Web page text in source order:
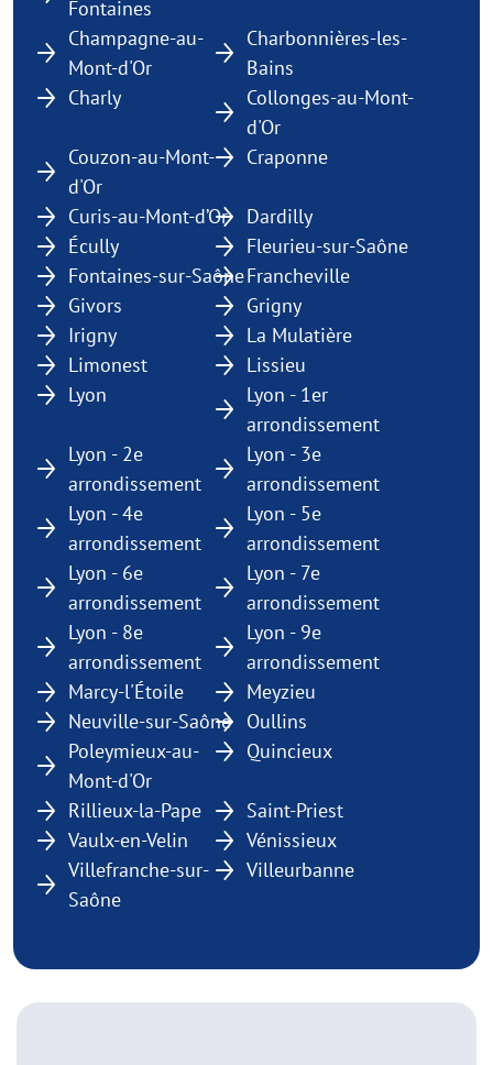
Fontaines
Champagne-au-
Mont-d'Or
Charbonnières-les-
Bains
Charly
Collonges-au-Mont-
d'Or
Couzon-au-Mont-
d'Or
Craponne
Curis-au-Mont-d’Or
Dardilly
Écully
Fleurieu-sur-Saône
Fontaines-sur-SaôneFrancheville
Givors
Grigny
Irigny
La Mulatière
Limonest
Lissieu
Lyon
Lyon - 1er
arrondissement
Lyon - 2e
arrondissement
Lyon - 3e
arrondissement
Lyon - 4e
arrondissement
Lyon - 5e
arrondissement
Lyon - 6e
arrondissement
Lyon - 7e
arrondissement
Lyon - 8e
arrondissement
Lyon - 9e
arrondissement
Marcy-l'Étoile
Meyzieu
Neuville-sur-Saône
Oullins
Poleymieux-au-
Mont-d'Or
Quincieux
Rillieux-la-Pape
Saint-Priest
Vaulx-en-Velin
Vénissieux
Villefranche-sur-
Saône
Villeurbanne